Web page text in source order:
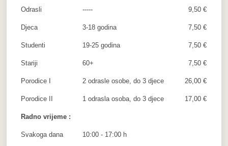
Odrasli ----- 9,50 €
Djeca 3-18 godina 7,50 €
Studenti 19-25 godina 7,50 €
Stariji 60+ 7,50 €
Porodice I 2 odrasle osobe, do 3 djece 26,00 €
Porodice II 1 odrasla osoba, do 3 djece 17,00 €
Radno vrijeme :
Svakoga dana 10:00 - 17:00 h